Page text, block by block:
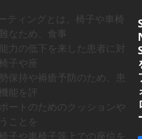
ティングとは、椅子や車椅
なため、食事
力の低下を来した患者に対
子や座
保持や褥瘡予防のため、患
能を評
ートのためのクッションや
ことを
子や車椅子等上での座位を